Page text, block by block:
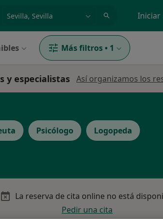
Iniciar
Más filtros • 1
y especialistas Así organizamos los
Psicólogo Logopeda
La reserva de cita online no está
Pedir una cita